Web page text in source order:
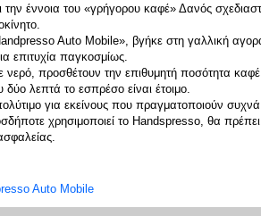
έννοια του «γρήγορου καφέ» Δανός
Auto Mobile», βγήκε στη γαλλική
επιτυχία παγκοσμίως.
νερό, προσθέτουν την επιθυμητή ποσότητα
λεπτά το εσπρέσο είναι έτοιμο.
για εκείνους που πραγματοποιούν
χρησιμοποιεί το Handspresso, θα
Auto Mobile